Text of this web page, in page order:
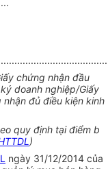
chứng nhận đầu
doanh nghiệp/Giấy
đủ điều kiện kinh
quy định tại điểm b
)
ngày 31/12/2014 của